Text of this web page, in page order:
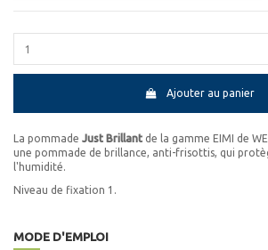
Ajouter au panier
La pommade Just Brillant de la gamme EIMI de
une pommade de brillance, anti-frisottis, qui
l'humidité.
Niveau de fixation 1.
MODE D'EMPLOI